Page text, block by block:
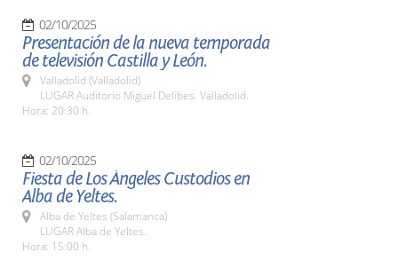
02/10/2025
Presentación de la nueva temporada
de televisión Castilla y León.
Valladolid (Valladolid)
LUGAR Auditorio Miguel Delibes. Valladolid.
Hora: 20:30 h.
02/10/2025
Fiesta de Los Ángeles Custodios en
Alba de Yeltes.
Alba de Yeltes (Salamanca)
LUGAR Alba de Yeltes.
Hora: 15:00 h.